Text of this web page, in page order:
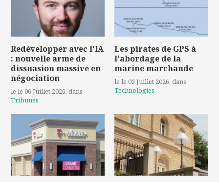
Redévelopper avec l'IA
: nouvelle arme de
dissuasion massive en
négociation
le le 06 Juillet 2026, dans
Tribunes
Les pirates de GPS à
l'abordage de la
marine marchande
le le 03 Juillet 2026, dans
Technologies